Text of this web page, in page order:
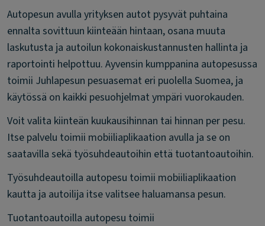
Autopesun avulla yrityksen autot pysyvät puhtaina
ennalta sovittuun kiinteään hintaan, osana muuta
laskutusta ja autoilun kokonaiskustannusten hallinta ja
raportointi helpottuu. Ayvensin kumppanina autopesussa
toimii Juhlapesun pesuasemat eri puolella Suomea, ja
käytössä on kaikki pesuohjelmat ympäri vuorokauden.
Voit valita kiinteän kuukausihinnan tai hinnan per pesu.
Itse palvelu toimii mobiiliaplikaation avulla ja se on
saatavilla sekä työsuhdeautoihin että tuotantoautoihin.
Työsuhdeautoilla autopesu toimii mobiiliaplikaation
kautta ja autoilija itse valitsee haluamansa pesun.
Tuotantoautoilla autopesu toimii